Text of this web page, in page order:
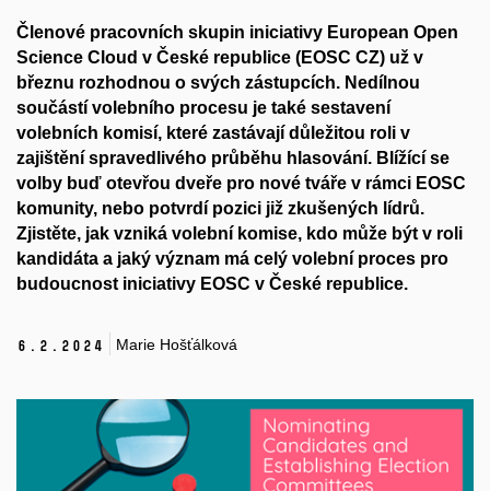
Členové pracovních skupin iniciativy European Open
Science Cloud v České republice (EOSC CZ) už v
březnu rozhodnou o svých zástupcích. Nedílnou
součástí volebního procesu je také sestavení
volebních komisí, které zastávají důležitou roli v
zajištění spravedlivého průběhu hlasování. Blížící se
volby buď otevřou dveře pro nové tváře v rámci EOSC
komunity, nebo potvrdí pozici již zkušených lídrů.
Zjistěte, jak vzniká volební komise, kdo může být v roli
kandidáta a jaký význam má celý volební proces pro
budoucnost iniciativy EOSC v České republice.
6. 2. 2024 Marie Hošťálková